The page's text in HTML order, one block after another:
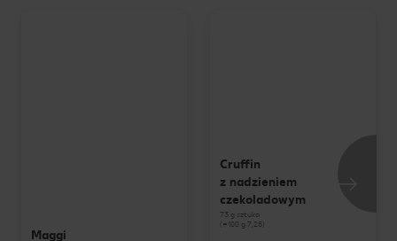
Maggi
Cruffin
z nadzieniem
czekoladowym
73 g sztuka
(=100 g 7,25)